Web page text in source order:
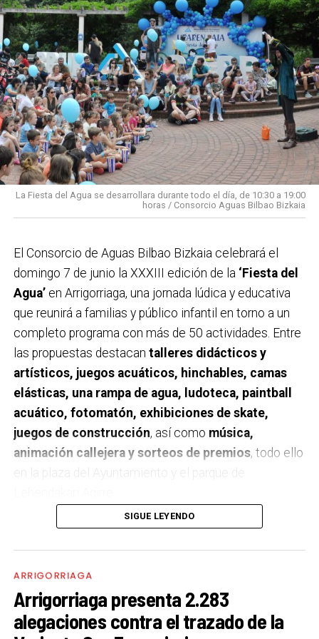
La Fiesta del Agua se desarrollara durante todo el día, de 10:30 a 19:00
horas / Consorcio Aguas Bilbao Bizkaia
El Consorcio de Aguas Bilbao Bizkaia celebrará el
domingo 7 de junio la XXXIII edición de la ‘Fiesta del
Agua’en Arrigorriaga, una jornada lúdica y educativa
que reunirá a familias y público infantil en torno a un
completo programa con más de 50 actividades. Entre
las propuestas destacan talleres didácticos y
artísticos, juegos acuáticos, hinchables, camas
elásticas, una rampa de agua, ludoteca, paintball
acuático, fotomatón, exhibiciones de skate,
juegos de construcción, así como música,
animación callejera y sorteos de premios, todo ello
en la plaza del Ayuntamiento y el parque de
El programa se desarrollaráentre las 10:30 y las
19:00 horascon la colaboración del Ayuntamiento de
Tratamiento de Agua Potable (ETAP), una de las
infraestructuras clave gestionadas por el Consorcio,
SIGUE LEYENDO
ARRIGORRIAGA
Arrigorriaga presenta 2.283
alegaciones contra el trazado de la